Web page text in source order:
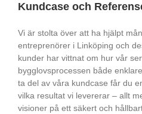
Kundcase och
Vi är stolta över att ha hjälpt
entreprenörer i Linköping och
kunder har vittnat om hur vår
bygglovsprocessen både
ta del av våra kundcase får du
vilka resultat vi levererar – allt
visioner på ett säkert och